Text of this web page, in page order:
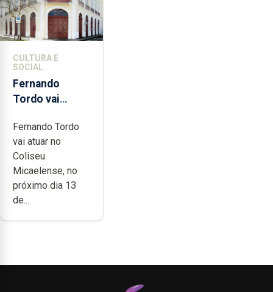
CULTURA E
SOCIAL
Fernando
Tordo vai
anos de
carreira no
Coliseu
Micaelense
Fernando Tordo
vai atuar no
Coliseu
Micaelense, no
próximo dia 13
de...